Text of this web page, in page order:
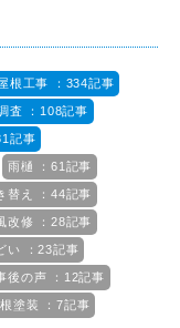
根工事 ：334記事
査 ：108記事
記事
雨樋 ：61記事
替え ：44記事
改修 ：28記事
い ：23記事
後の声 ：12記事
塗装 ：7記事